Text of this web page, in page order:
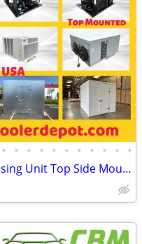
• • • • • • • • • • •
Walk in Cooler Freezer Condensing Unit Top Side Mounted Refrigeration